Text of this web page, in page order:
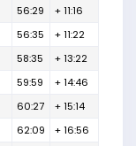
56:29
+ 11:16
56:35
+ 11:22
58:35
+ 13:22
59:59
+ 14:46
60:27
+ 15:14
62:09
+ 16:56